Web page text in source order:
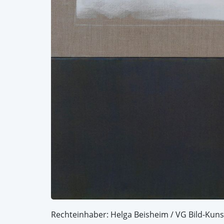
Rechteinhaber: Helga Beisheim / VG Bild-